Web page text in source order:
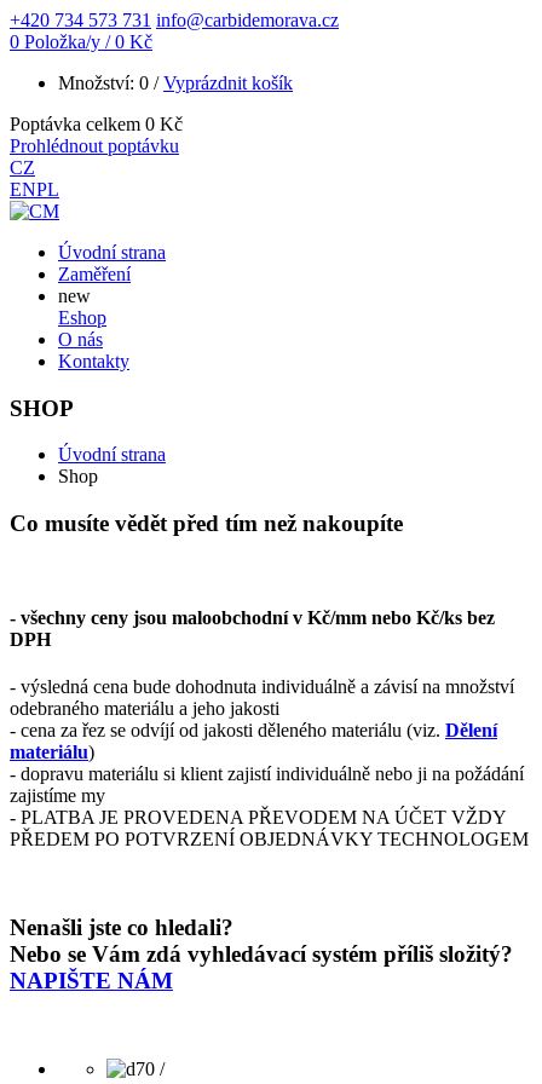
+420 734 573 731 info@carbidemorava.cz
0 Položka/y / 0 Kč
Množství: 0 /Vyprázdnit košík
Poptávka celkem 0 Kč
Prohlédnout poptávku
CZ
ENPL
Úvodní strana
Zaměření
new
Eshop
O nás
Kontakty
SHOP
Úvodní strana
Shop
Co musíte vědět před tím než nakoupíte
- všechny ceny jsou maloobchodní v Kč/mm nebo Kč/ks bez
DPH
- výsledná cena bude dohodnuta individuálně a závisí na množství
odebraného materiálu a jeho jakosti
- cena za řez se odvíjí od jakosti děleného materiálu (viz. Dělení
materiálu)
- dopravu materiálu si klient zajistí individuálně nebo ji na požádání
zajistíme my
- PLATBA JE PROVEDENA PŘEVODEM NA ÚČET VŽDY
PŘEDEM PO POTVRZENÍ OBJEDNÁVKY TECHNOLOGEM
Nenašli jste co hledali?
Nebo se Vám zdá vyhledávací systém příliš složitý?
NAPIŠTE NÁM